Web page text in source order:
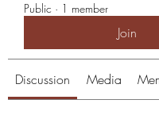
Public · 1 member
Join
Discussion Media